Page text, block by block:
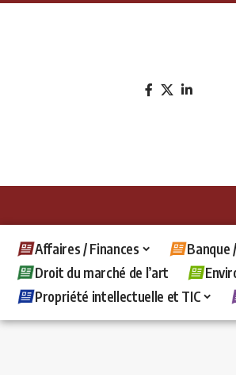
Affaires / Finances Banque
Droit du marché de l’art
Propriété intellectuelle et TIC